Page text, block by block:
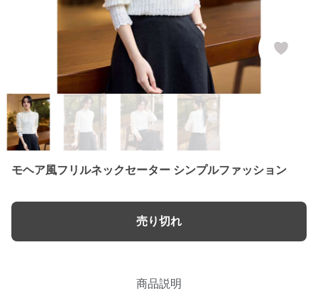
モヘア風フリルネックセーター シンプルファッション
売り切れ
商品説明